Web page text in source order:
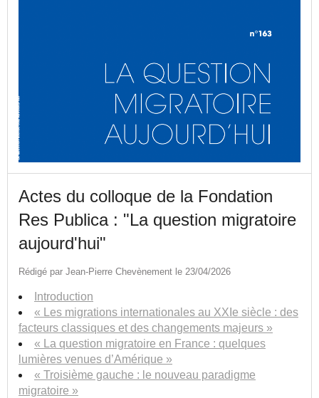
Actes du colloque de la Fondation
Res Publica : "La question migratoire
aujourd'hui"
Rédigé par Jean-Pierre Chevènement le 23/04/2026
Introduction
« Les migrations internationales au XXIe siècle : des
facteurs classiques et des changements majeurs »
« La question migratoire en France : quelques
lumières venues d’Amérique »
« Troisième gauche : le nouveau paradigme
migratoire »